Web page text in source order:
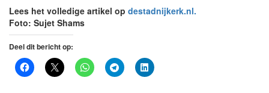
Lees het volledige artikel op destadnijkerk.nl.
Foto: Sujet Shams
Deel dit bericht op: